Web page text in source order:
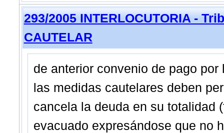
293/2005 INTERLOCUTORIA -
CAUTELAR
de anterior convenio de pago
las medidas cautelares deben
cancela la deuda en su totalidad
evacuado expresándose que no